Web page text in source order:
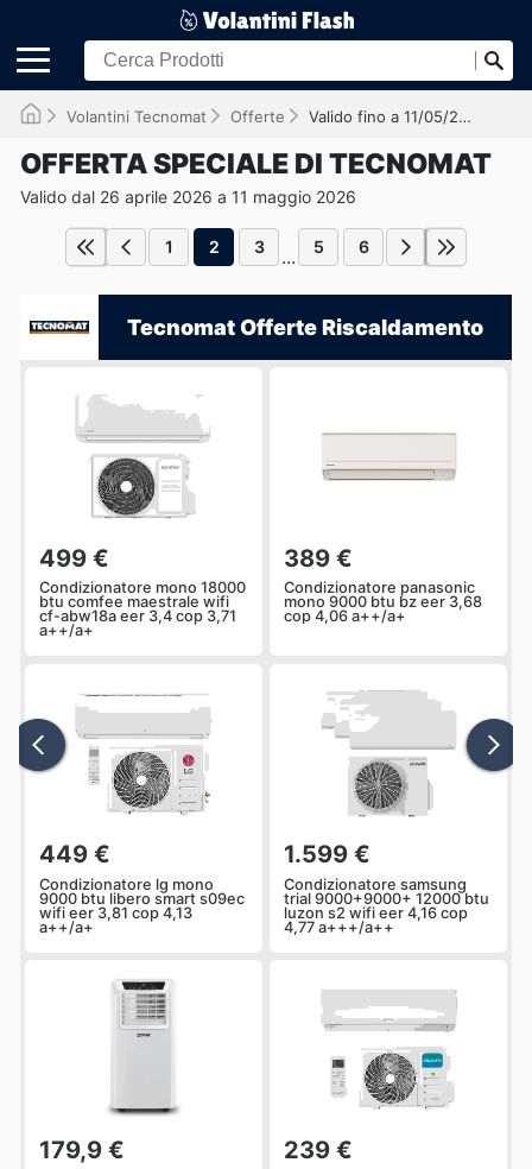
Volantini Tecnomat Offerte Valido fino a 11/05/2026
OFFERTA SPECIALE DI TECNOMAT
Valido dal 26 aprile 2026 a 11 maggio 2026
1 2 3 ... 5 6
Tecnomat Offerte Riscaldamento
499 €
Condizionatore mono 18000
btu comfee maestrale wifi
cf-abw18a eer 3,4 cop 3,71
a++/a+
389 €
Condizionatore panasonic
mono 9000 btu bz eer 3,68
cop 4,06 a++/a+
449 €
Condizionatore lg mono
9000 btu libero smart s09ec
wifi eer 3,81 cop 4,13
a++/a+
1.599 €
Condizionatore samsung
trial 9000+9000+ 12000 btu
luzon s2 wifi eer 4,16 cop
4,77 a+++/a++
179,9 € 239 €